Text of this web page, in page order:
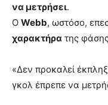
να μετρήσει.
Ο Webb, ωστόσο,
χαρακτήρα της
«Δεν προκαλεί
γκολ έπρεπε να